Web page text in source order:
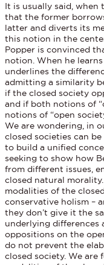
It is usually said, when
that the former
latter and diverts its
this notion in the
Popper is convinced
notion. When he
underlines the
admitting a similarity
if the closed society
and if both notions of
notions of “open
We are wondering, in
closed societies can
to build a unified
seeking to show how
from different issues,
closed natural
modalities of the
conservative holism –
they don’t give it the
underlying differences
oppositions on the
do not prevent the
closed society. We